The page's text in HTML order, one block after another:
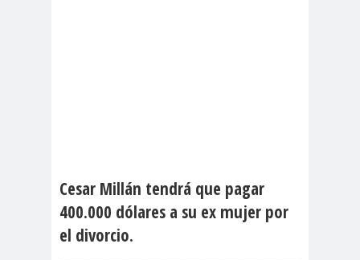
Cesar Millán tendrá que pagar
400.000 dólares a su ex mujer por
el divorcio.